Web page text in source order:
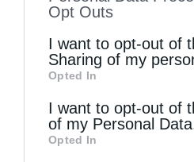
to your opt-out. You
information by third
of downstream
information may also
third parties on the
Downstream Participants
Opt Outs
I want to opt-out of
Sharing of my
Opted In
I want to opt-out of
of my Personal
Opted In
Ψαλίδι στη γλώσσα